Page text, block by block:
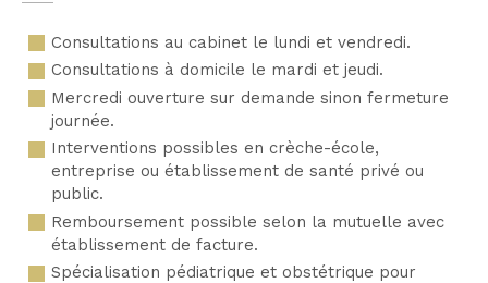
Consultations au cabinet le lundi et vendredi.
Consultations à domicile le mardi et jeudi.
Mercredi ouverture sur demande sinon fermeture
journée.
Interventions possibles en crèche-école,
entreprise ou établissement de santé privé ou
public.
Remboursement possible selon la mutuelle avec
établissement de facture.
Spécialisation pédiatrique et obstétrique pour